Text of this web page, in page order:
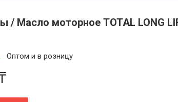
/ Масло моторное TOTAL LONG
Оптом и в розницу